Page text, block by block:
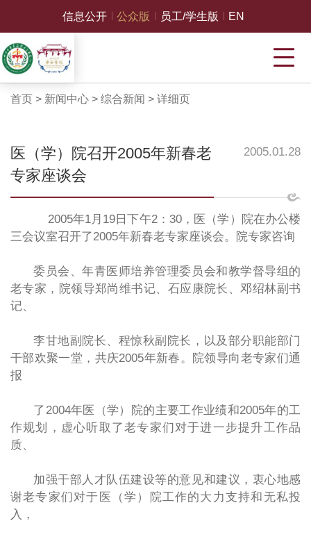
信息公开 公众版 员工/学生版 EN
首页 > 新闻中心> 综合新闻 > 详细页
医（学）院召开2005年新春老
专家座谈会
2005.01.28
2005年1月19日下午2：30，医（学）院在办公楼
三会议室召开了2005年新春老专家座谈会。院专家咨询
委员会、年青医师培养管理委员会和教学督导组的
老专家，院领导郑尚维书记、石应康院长、邓绍林副书
记、
李甘地副院长、程惊秋副院长，以及部分职能部门
干部欢聚一堂，共庆2005年新春。院领导向老专家们通
报
了2004年医（学）院的主要工作业绩和2005年的工
作规划，虚心听取了老专家们对于进一步提升工作品
质、
加强干部人才队伍建设等的意见和建议，衷心地感
谢老专家们对于医（学）院工作的大力支持和无私投
入，